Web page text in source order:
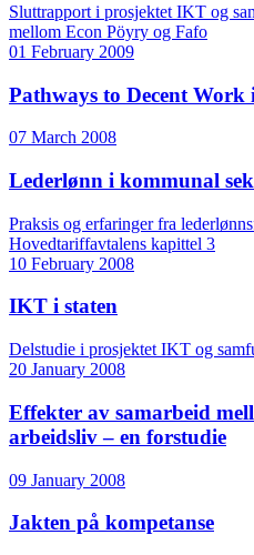
Sluttrapport i prosjektet IKT og
mellom Econ Pöyry og Fafo
01 February 2009
Pathways to Decent
07 March 2008
Lederlønn i kommunal
Praksis og erfaringer fra
Hovedtariffavtalens kapittel 3
10 February 2008
IKT i staten
Delstudie i prosjektet IKT og
20 January 2008
Effekter av samarbeid
arbeidsliv – en forstudie
09 January 2008
Jakten på kompetanse